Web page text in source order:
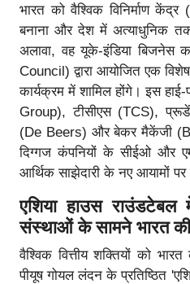
भारत को वैश्विक विनिर्माण
बनाना और देश में अत्याधुनिक
अलावा, वह यूके-इंडिया बिजनेस
Council) द्वारा आयोजित एक
कार्यक्रम में शामिल होंगे। इस
Group), टीसीएस (TCS),
(De Beers) और बेकर मैकेंजी
दिग्गज कंपनियों के सीईओ और
आर्थिक साझेदारी के नए आयामों पर
एशिया हाउस राउंडटेबल
संस्थाओं के सामने भारत
वैश्विक वित्तीय शक्तियों को
पीयूष गोयल लंदन के प्रतिष्ठित